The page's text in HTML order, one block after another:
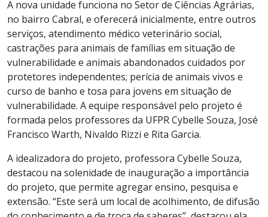
A nova unidade funciona no Setor de Ciências Agrárias,
no bairro Cabral, e oferecerá inicialmente, entre outros
serviços, atendimento médico veterinário social,
castrações para animais de famílias em situação de
vulnerabilidade e animais abandonados cuidados por
protetores independentes; perícia de animais vivos e
curso de banho e tosa para jovens em situação de
vulnerabilidade. A equipe responsável pelo projeto é
formada pelos professores da UFPR Cybelle Souza, José
Francisco Warth, Nivaldo Rizzi e Rita Garcia.
A idealizadora do projeto, professora Cybelle Souza,
destacou na solenidade de inauguração a importância
do projeto, que permite agregar ensino, pesquisa e
extensão. “Este será um local de acolhimento, de difusão